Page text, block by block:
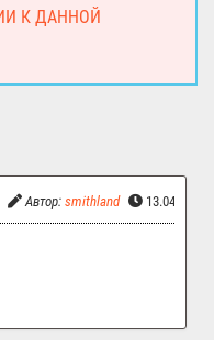
К ДАННОЙ
Автор: smithland 13.04.2024